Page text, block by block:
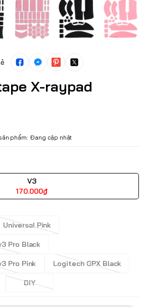
X-raypad
phẩm: Đang cập nhật
V3
170.000₫
Universal Pink
Pro Black
Pro Pink Logitech GPX Black
DIY